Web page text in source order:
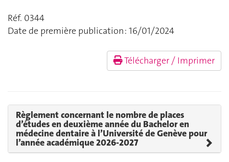
Réf. 0344
Date de première publication : 16/01/2024
Télécharger / Imprimer
Règlement concernant le nombre de places
d’études en deuxième année du Bachelor en
médecine dentaire à l’Université de Genève pour
l’année académique 2026-2027